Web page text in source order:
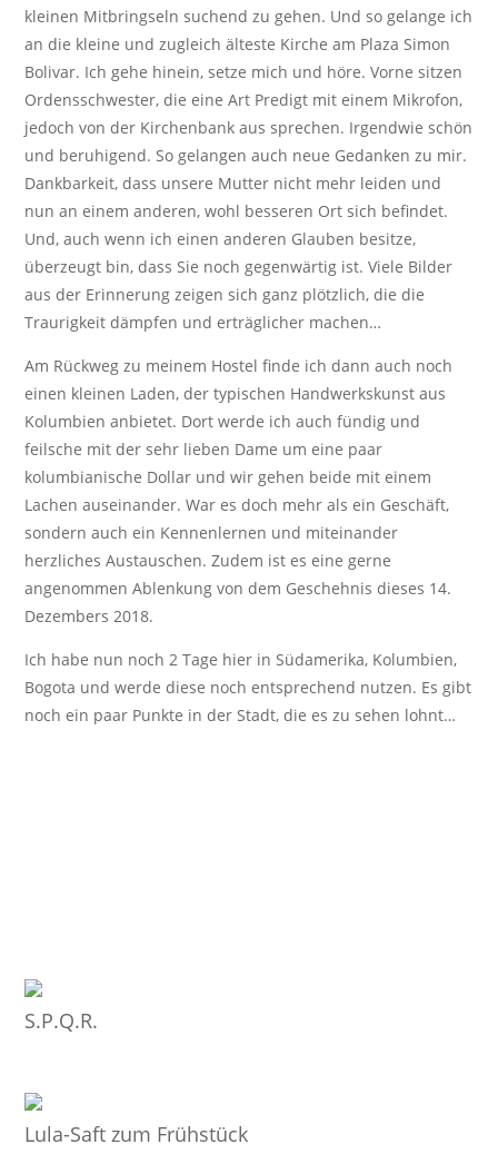
kleinen Mitbringseln suchend zu gehen. Und so gelange ich
an die kleine und zugleich älteste Kirche am Plaza Simon
Bolivar. Ich gehe hinein, setze mich und höre. Vorne sitzen
Ordensschwester, die eine Art Predigt mit einem Mikrofon,
jedoch von der Kirchenbank aus sprechen. Irgendwie schön
und beruhigend. So gelangen auch neue Gedanken zu mir.
Dankbarkeit, dass unsere Mutter nicht mehr leiden und
nun an einem anderen, wohl besseren Ort sich befindet.
Und, auch wenn ich einen anderen Glauben besitze,
überzeugt bin, dass Sie noch gegenwärtig ist. Viele Bilder
aus der Erinnerung zeigen sich ganz plötzlich, die die
Traurigkeit dämpfen und erträglicher machen…
Am Rückweg zu meinem Hostel finde ich dann auch noch
einen kleinen Laden, der typischen Handwerkskunst aus
Kolumbien anbietet. Dort werde ich auch fündig und
feilsche mit der sehr lieben Dame um eine paar
kolumbianische Dollar und wir gehen beide mit einem
Lachen auseinander. War es doch mehr als ein Geschäft,
sondern auch ein Kennenlernen und miteinander
herzliches Austauschen. Zudem ist es eine gerne
angenommen Ablenkung von dem Geschehnis dieses 14.
Dezembers 2018.
Ich habe nun noch 2 Tage hier in Südamerika, Kolumbien,
Bogota und werde diese noch entsprechend nutzen. Es gibt
noch ein paar Punkte in der Stadt, die es zu sehen lohnt…
S.P.Q.R.
Lula-Saft zum Frühstück